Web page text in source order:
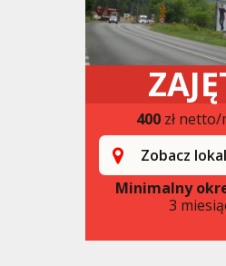
400zł netto/
Zobacz
Minimalny
3